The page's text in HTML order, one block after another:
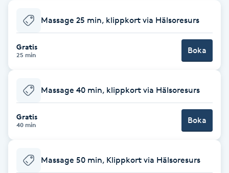
Babylights
Balayage
Barber
BIAB
Massage 25 min, klippkort via Hälsoresurs
Gratis
25 min Boka
Massage 40 min, klippkort via Hälsoresurs
Gratis
40 min Boka
Massage 50 min, Klippkort via Hälsoresurs